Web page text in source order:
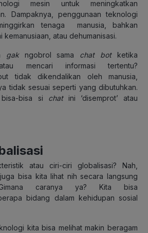
mesin untuk meningkatkan
Dampaknya, penggunaan teknologi
tenaga manusia, bahkan
kemanusiaan, atau dehumanisasi.
gak ngobrol sama chat bot ketika
atau mencari informasi tertentu?
tidak dikendalikan oleh manusia,
tidak sesuai seperti yang dibutuhkan.
bisa si chat ini ‘disemprot’ atau
atau ciri-ciri globalisasi? Nah,
bisa kita lihat nih secara langsung
Gimana caranya ya? Kita bisa
bidang dalam kehidupan sosial
kita bisa melihat makin beragam